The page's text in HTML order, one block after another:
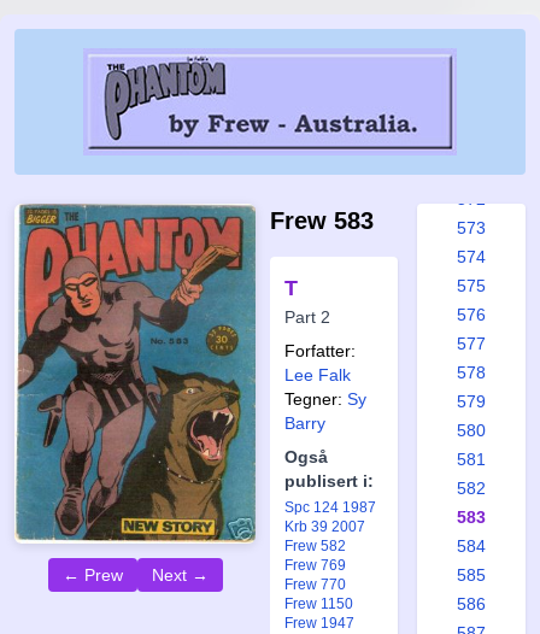
← Prew Next →
Frew 583
T
Part 2
Forfatter:
Lee Falk
Tegner: Sy
Barry
Også
publisert i:
Spc 124 1987
Krb 39 2007
Frew 582
Frew 769
Frew 770
Frew 1150
Frew 1947
566
573
574
575
576
577
578
579
580
581
582
583
584
585
586